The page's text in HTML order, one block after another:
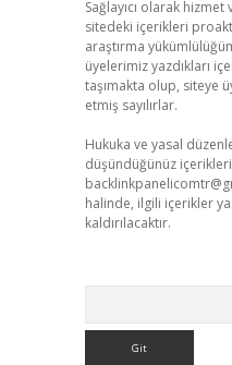
Sağlayıcı olarak
sitedeki içerikleri
araştırma
üyelerimiz yazdıkları
taşımakta olup, siteye
etmiş sayılırlar.
Hukuka ve yasal
düşündüğünüz
halinde, ilgili içerikler
kaldırılacaktır.